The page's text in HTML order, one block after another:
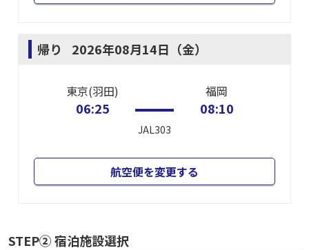
帰り 2026年08月14日（金）
東京(羽田)
06:25
JAL303
福岡
08:10
航空便を変更する
STEP② 宿泊施設選択